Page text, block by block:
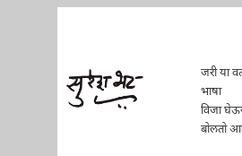
जरी या
भाषा
विजा
बोलतो